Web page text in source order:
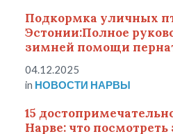
Подкормка уличных
Эстонии:Полное
зимней помощи
04.12.2025
in НОВОСТИ НАРВЫ
15
Нарве: что посмотреть